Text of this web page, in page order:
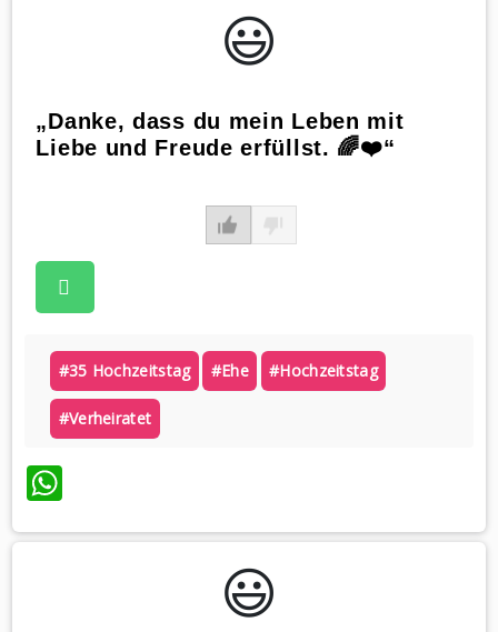
😃️
„Danke, dass du mein Leben mit
Liebe und Freude erfüllst. 🌈❤️“
#35 Hochzeitstag #ehe #hochzeitstag
#verheiratet
WhatsApp
😃️